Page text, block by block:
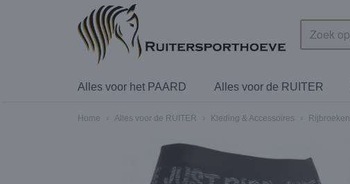
Alles voor het PAARD Alles voor de RUITER
Home › Alles voor de RUITER › Kleding & Accessoires › Rijbroeken